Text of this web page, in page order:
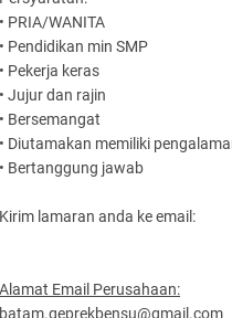
• PRIA/WANITA
• Pendidikan min SMP
• Pekerja keras
• Jujur dan rajin
• Bersemangat
• Diutamakan memiliki
• Bertanggung jawab
Kirim lamaran anda ke email:
Alamat Email Perusahaan:
batam.geprekbensu@gmail.com